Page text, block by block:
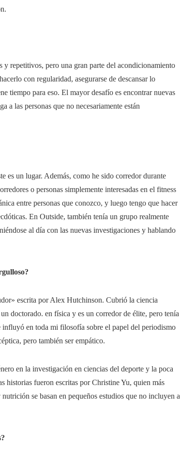
repetitivos, pero una gran parte del acondicionamiento
con regularidad, asegurarse de descansar lo
tiempo para eso. El mayor desafío es encontrar nuevas
a las personas que no necesariamente están
es un lugar. Además, como he sido corredor durante
o personas simplemente interesadas en el fitness
entre personas que conozco, y luego tengo que hacer
En Outside, también tenía un grupo realmente
al día con las nuevas investigaciones y hablando
escrita por Alex Hutchinson. Cubrió la ciencia
doctorado. en física y es un corredor de élite, pero tenía
en toda mi filosofía sobre el papel del periodismo
pero también ser empático.
en la investigación en ciencias del deporte y la poca
historias fueron escritas por Christine Yu, quien más
se basan en pequeños estudios que no incluyen a